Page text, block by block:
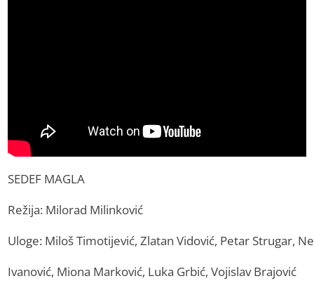
SEDEF MAGLA
Režija: Milorad Milinković
Uloge: Miloš Timotijević, Zlatan Vidović, Petar Strugar,
Ivanović, Miona Marković, Luka Grbić, Vojislav Brajović